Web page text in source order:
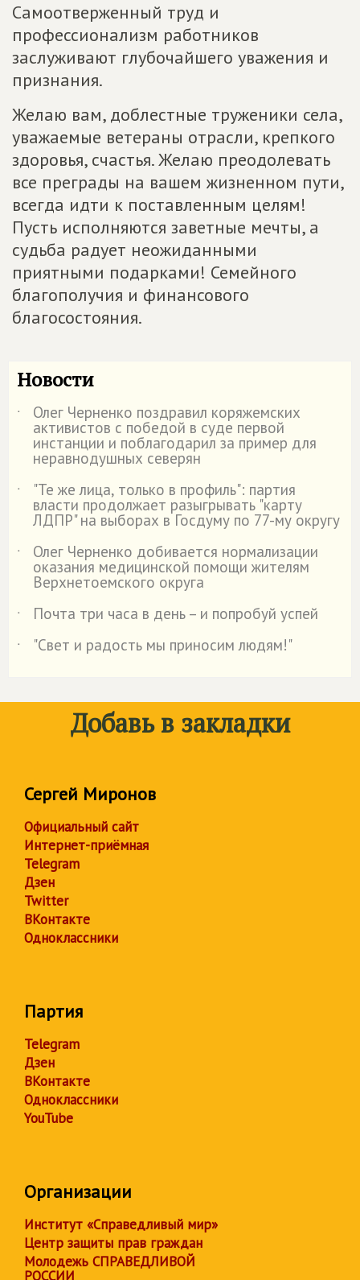
Самоотверженный труд и
профессионализм работников
заслуживают глубочайшего уважения и
признания.
Желаю вам, доблестные труженики села,
уважаемые ветераны отрасли, крепкого
здоровья, счастья. Желаю преодолевать
все преграды на вашем жизненном пути,
всегда идти к поставленным целям!
Пусть исполняются заветные мечты, а
судьба радует неожиданными
приятными подарками! Семейного
благополучия и финансового
благосостояния.
Новости
˙ Олег Черненко поздравил коряжемских
активистов с победой в суде первой
инстанции и поблагодарил за пример для
неравнодушных северян
˙
"Те же лица, только в профиль": партия
власти продолжает разыгрывать "карту
ЛДПР" на выборах в Госдуму по 77-му округу
˙
Олег Черненко добивается нормализации
оказания медицинской помощи жителям
Верхнетоемского округа
˙
Почта три часа в день – и попробуй успей
˙
"Свет и радость мы приносим людям!"
Добавь в закладки
Сергей Миронов
Официальный сайт
Интернет-приёмная
Telegram
Дзен
Twitter
ВКонтакте
Одноклассники
Партия
Telegram
Дзен
ВКонтакте
Одноклассники
YouTube
Организации
Институт «Справедливый мир»
Центр защиты прав граждан
Молодежь СПРАВЕДЛИВОЙ
РОССИИ